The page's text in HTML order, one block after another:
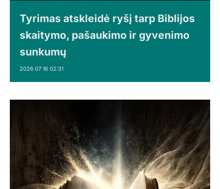
Tyrimas atskleidė ryšį tarp Biblijos
skaitymo, pašaukimo ir gyvenimo
sunkumų
2026 07 16 02:31